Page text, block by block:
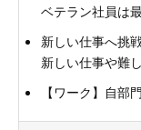
ベテラン社員は
新しい仕事へ挑
新しい仕事や難
【ワーク】自部